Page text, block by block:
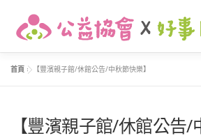
家庭支持 活動花絮 我要捐款
首頁 » 【豐濱親子館/休館公告/中秋節快樂】
【豐濱親子館/休館公告/